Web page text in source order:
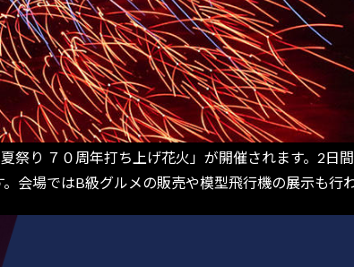
り ７０周年打ち上げ花火」が開催されます。2日
会場ではB級グルメの販売や模型飛行機の展示も行わ